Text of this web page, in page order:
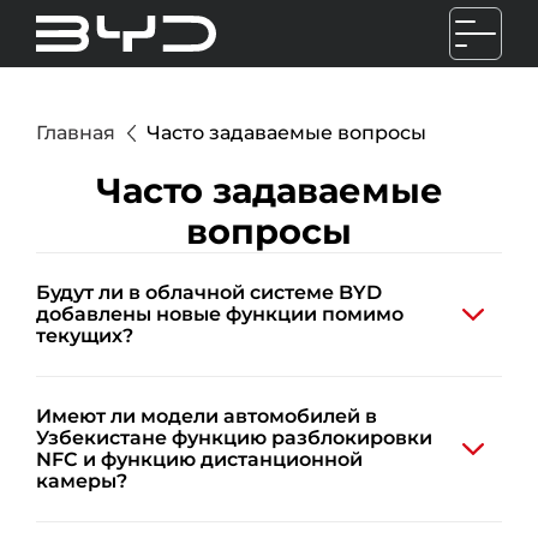
Главная Часто задаваемые вопросы
Часто задаваемые
вопросы
Будут ли в облачной системе BYD
добавлены новые функции помимо
текущих?
BYD постоянно стремится предоставить
потребителям больше
интеллектуальныx функций. В данный
момент в Узбекистане поддерживается
Имеют ли модели автомобилей в
Узбекистане функцию разблокировки
NFC и функцию дистанционной
камеры?